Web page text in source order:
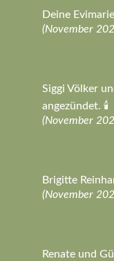
Deine
(November
Siggi Völker
angezündet. 🕯️
(November
Brigitte
(November
Renate und